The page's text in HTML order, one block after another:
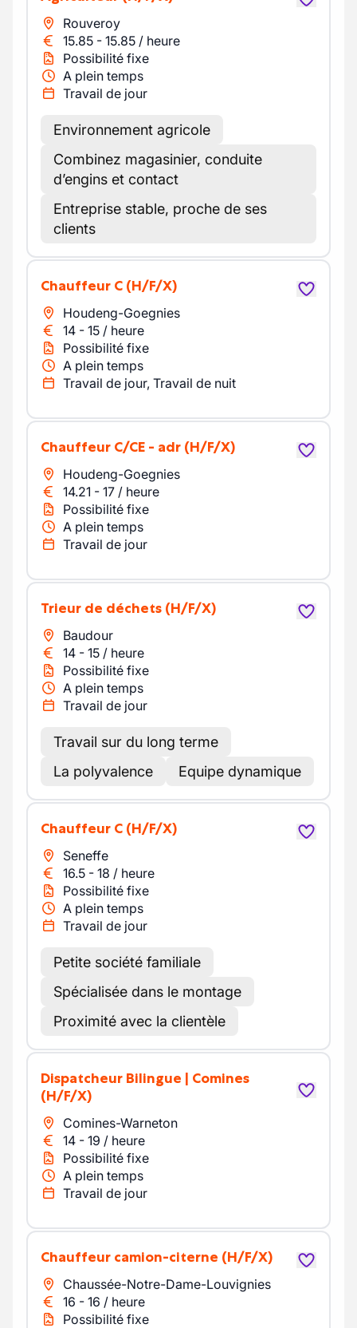
Rouveroy
15.85 - 15.85 / heure
Possibilité fixe
A plein temps
Travail de jour
Environnement agricole
Combinez magasinier, conduite
d’engins et contact
Entreprise stable, proche de ses
clients
Chauffeur C (H/F/X)
Houdeng-Goegnies
14 - 15 / heure
Possibilité fixe
A plein temps
Travail de jour, Travail de nuit
chauffeur C/CE - adr (H/F/X)
Houdeng-Goegnies
14.21 - 17 / heure
Possibilité fixe
A plein temps
Travail de jour
Trieur de déchets (H/F/X)
Baudour
14 - 15 / heure
Possibilité fixe
A plein temps
Travail de jour
Travail sur du long terme
La polyvalence
Equipe dynamique
Chauffeur C (H/F/X)
Seneffe
16.5 - 18 / heure
Possibilité fixe
A plein temps
Travail de jour
Petite société familiale
Spécialisée dans le montage
Proximité avec la clientèle
Dispatcheur Bilingue | Comines
(H/F/X)
Comines-Warneton
14 - 19 / heure
Possibilité fixe
A plein temps
Travail de jour
Chauffeur camion-citerne (H/F/X)
Chaussée-Notre-Dame-Louvignies
16 - 16 / heure
Possibilité fixe